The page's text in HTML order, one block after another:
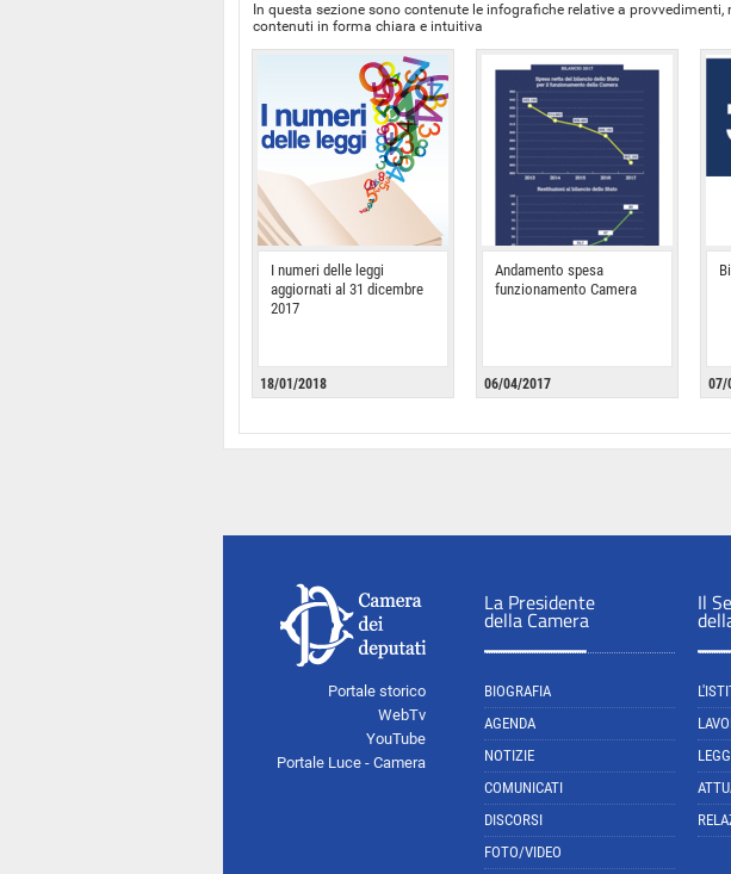
In questa sezione sono contenute le infografiche relative a
contenuti in forma chiara e intuitiva
I numeri delle leggi
aggiornati al 31 dicembre
2017
18/01/2018
Andamento spesa
funzionamento Camera
06/04/2017 07/
Portale storico
WebTv
YouTube
Portale Luce - Camera
La Presidente
della Camera
BIOGRAFIA
AGENDA
NOTIZIE
COMUNICATI
DISCORSI
FOTO/VIDEO
Il